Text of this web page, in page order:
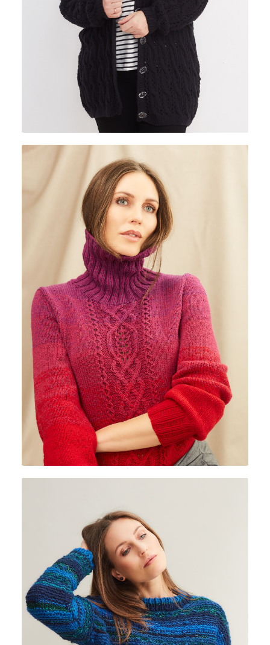
CASHMERE LACE
CREATIVO